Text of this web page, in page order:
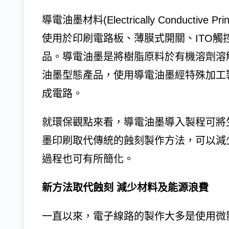
導電油墨材料(Electrically Conductive
使用於印刷電路板、薄膜式開關、ITO觸
品。導電油墨是將樹脂原料於有機溶劑
油墨型態產品，使用導電油墨經特殊加
成電路。
就環保觀點來看，導電油墨導入製程可
墨印刷取代傳統的蝕刻製作方法，可以
過程也可有所簡化。
新方法取代蝕刻 減少材料及能源浪費
一直以來，電子線路的製作大多是使用